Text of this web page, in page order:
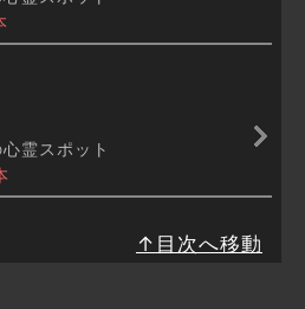
霊スポット
↑目次へ移動